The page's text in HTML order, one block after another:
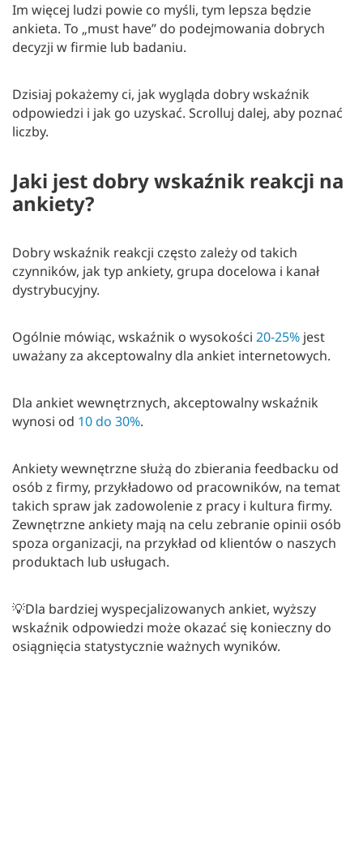
Im więcej ludzi powie co myśli, tym lepsza będzie
ankieta. To „must have” do podejmowania dobrych
decyzji w firmie lub badaniu.
Dzisiaj pokażemy ci, jak wygląda dobry wskaźnik
odpowiedzi i jak go uzyskać. Scrolluj dalej, aby poznać
liczby.
Jaki jest dobry wskaźnik reakcji na
ankiety?
Dobry wskaźnik reakcji często zależy od takich
czynników, jak typ ankiety, grupa docelowa i kanał
dystrybucyjny.
Ogólnie mówiąc, wskaźnik o wysokości 20-25% jest
uważany za akceptowalny dla ankiet internetowych.
Dla ankiet wewnętrznych, akceptowalny wskaźnik
wynosi od 10 do 30%.
Ankiety wewnętrzne służą do zbierania feedbacku od
osób z firmy, przykładowo od pracowników, na temat
takich spraw jak zadowolenie z pracy i kultura firmy.
Zewnętrzne ankiety mają na celu zebranie opinii osób
spoza organizacji, na przykład od klientów o naszych
produktach lub usługach.
💡Dla bardziej wyspecjalizowanych ankiet, wyższy
wskaźnik odpowiedzi może okazać się konieczny do
osiągnięcia statystycznie ważnych wyników.